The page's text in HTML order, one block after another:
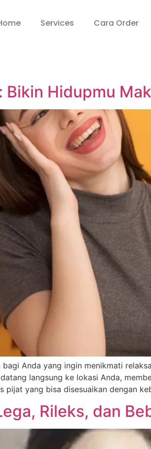
Services Cara Order
Hidupmu
Anda yang ingin menikmati
langsung ke lokasi Anda,
pijat yang bisa disesuaikan dengan
Rileks, dan